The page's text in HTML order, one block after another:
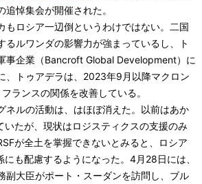
悼集会が開催された。
ロシア一辺倒というわけではない。二国
るルワンダの影響力が強まっているし、ト
事企業（Bancroft Global Development）に
、トゥアデラは、2023年9月以降マクロン
ランスの関係を改善している。
ルの活動は、はほぼ消えた。以前はあか
いたが、現状はロジスティクスの支援のみ
が全土を掌握できないとみると、ロシア
にも配慮するようになった。4月28日には、
副大臣がポート・スーダンを訪問し、ブル